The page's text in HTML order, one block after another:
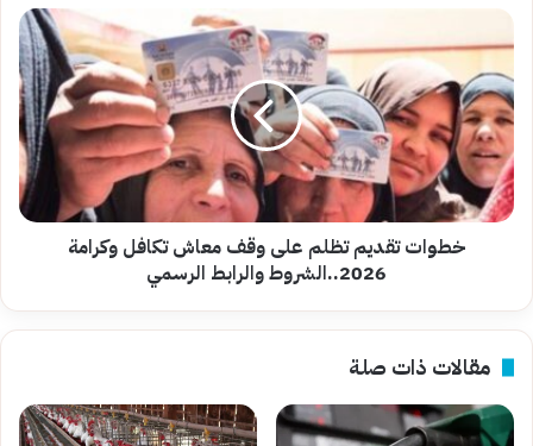
الاستعلام
خطوات
تقديم
تظلم
على
وقف
معاش
تكافل
وكرامة
2026..الشروط
والرابطخطوات تقديم تظلم على وقف معاش تكافل وكرامة
2026..الشروط والرابط الرسمي
مقالات ذات صلة